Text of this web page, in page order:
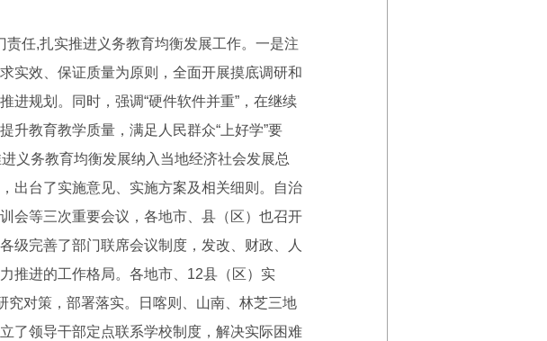
任,扎实推进义务教育均衡发展工作。一是注
实效、保证质量为原则，全面开展摸底调研和
进规划。同时，强调“硬件软件并重”，在继续
升教育教学质量，满足人民群众“上好学”要
义务教育均衡发展纳入当地经济社会发展总
出台了实施意见、实施方案及相关细则。自治
会等三次重要会议，各地市、县（区）也召开
级完善了部门联席会议制度，发改、财政、人
推进的工作格局。各地市、12县（区）实
究对策，部署落实。日喀则、山南、林芝三地
了领导干部定点联系学校制度，解决实际困难